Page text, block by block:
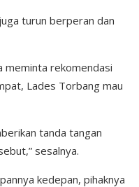
turun berperan dan
meminta rekomendasi
Lades Torbang mau
tanda tangan
sesalnya.
kedepan, pihaknya